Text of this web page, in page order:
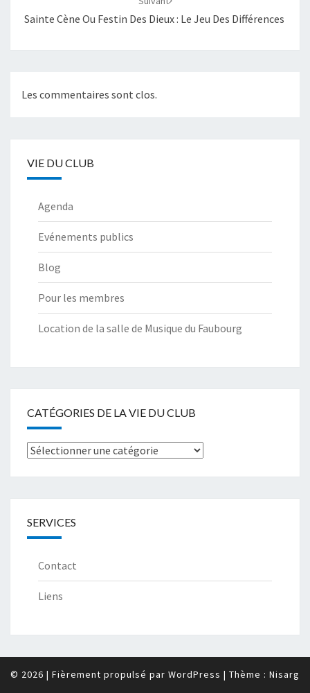
Sainte Cène Ou Festin Des Dieux : Le Jeu Des Différences
Les commentaires sont clos.
VIE DU CLUB
Agenda
Evénements publics
Blog
Pour les membres
Location de la salle de Musique du Faubourg
CATÉGORIES DE LA VIE DU CLUB
Catégories
du
club
SERVICES
Contact
Liens
© 2026 | Fièrement propulsé par WordPress | Thème : Nisarg